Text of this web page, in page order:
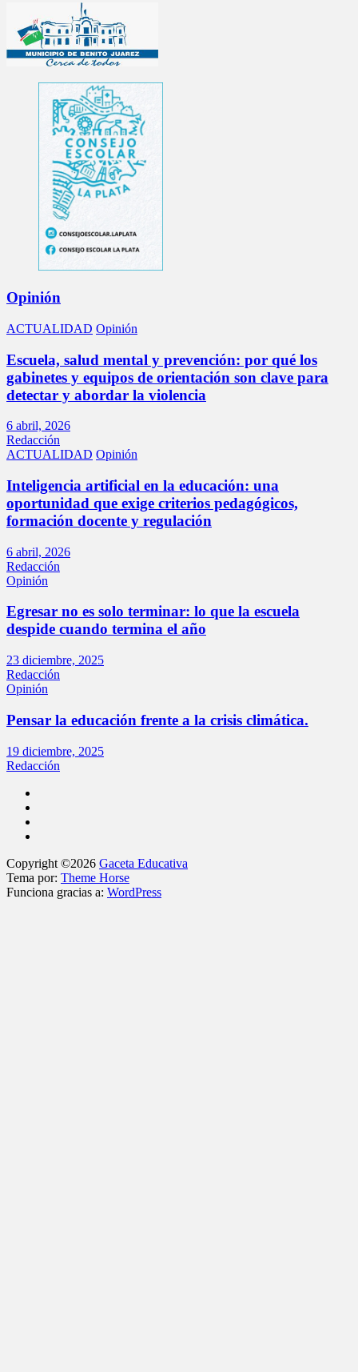
Opinión
ACTUALIDAD Opinión
Escuela, salud mental y prevención: por qué los
gabinetes y equipos de orientación son clave para
detectar y abordar la violencia
6 abril, 2026
Redacción
ACTUALIDAD Opinión
Inteligencia artificial en la educación: una
oportunidad que exige criterios pedagógicos,
formación docente y regulación
6 abril, 2026
Redacción
Opinión
Egresar no es solo terminar: lo que la escuela
despide cuando termina el año
23 diciembre, 2025
Redacción
Opinión
Pensar la educación frente a la crisis climática.
19 diciembre, 2025
Redacción
Copyright ©2026 Gaceta Educativa
Tema por: Theme Horse
Funciona gracias a: WordPress